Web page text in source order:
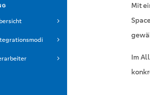
Mit
Im